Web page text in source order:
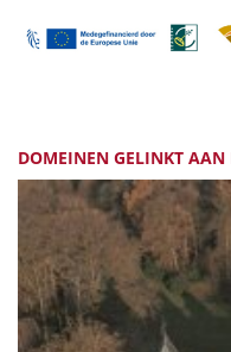
DOMEINEN GELINKT